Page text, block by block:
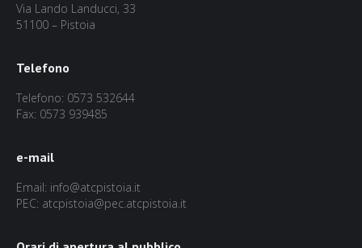
Via Lando Landucci, 33
51100 – Pistoia
Telefono
Telefono: 0573 532644
Fax: 0573 939485
e-mail
Email: info@atcpistoia.it
PEC: atcpistoia@pec.atcpistoia.it